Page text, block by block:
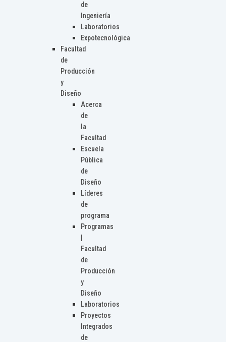
de
Ingeniería
Laboratorios
Expotecnológica
Facultad
de
Producción
y
Diseño
Acerca
de
la
Facultad
Escuela
Pública
de
Diseño
Líderes
de
programa
Programas
Facultad
de
Producción
y
Diseño
Laboratorios
Proyectos
Integrados
de